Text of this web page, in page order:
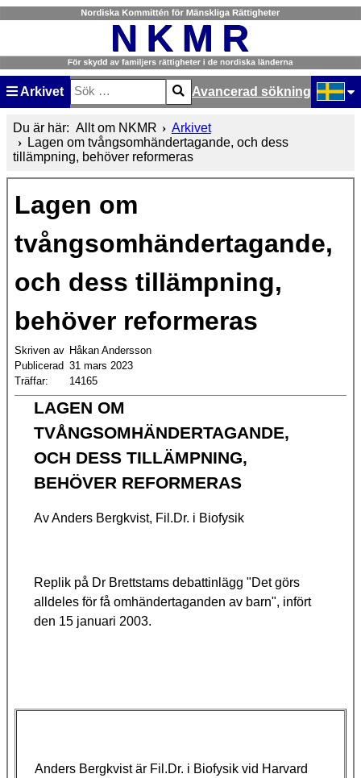
Arkivet
Sök
Type 2 or more characters for results.
Avancerad sökning
Du är här: Allt om NKMR
Arkivet
Lagen om tvångsomhändertagande, och dess
tillämpning, behöver reformeras
Lagen om
tvångsomhändertagande,
och dess tillämpning,
behöver reformeras
Skriven av Håkan Andersson
Publicerad 31 mars 2023
Träffar:
14165
LAGEN OM
TVÅNGSOMHÄNDERTAGANDE,
OCH DESS TILLÄMPNING,
BEHÖVER REFORMERAS
Av Anders Bergkvist, Fil.Dr. i Biofysik
Replik på Dr Brettstams debattinlägg "Det görs
alldeles för få omhändertaganden av barn", infört
den 15 januari 2003.
Anders Bergkvist är Fil.Dr. i Biofysik vid Harvard